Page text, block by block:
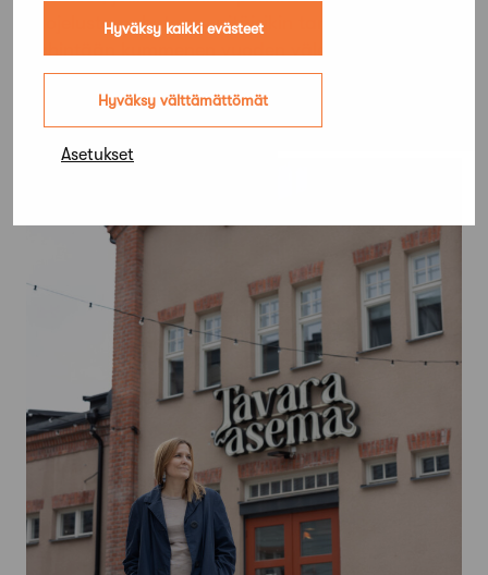
Hyväksy kaikki evästeet
Hyväksy välttämättömät
Asetukset
suojelusta puhutaan, pitäisikin tarkistaa
toteaa.